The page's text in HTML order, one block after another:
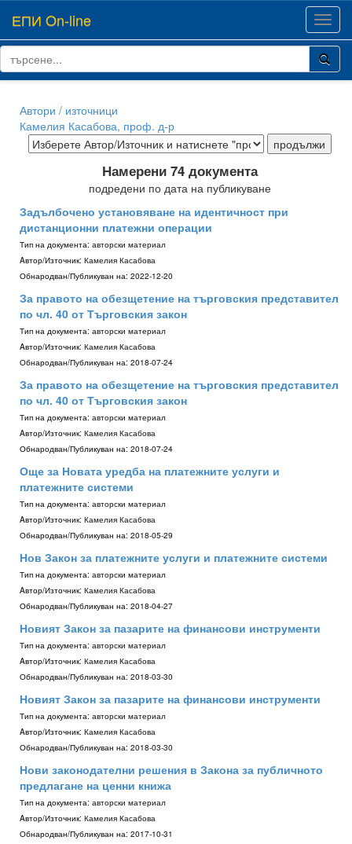
ЕПИ On-line
Автори / източници
Камелия Касабова, проф. д-р
Намерени 74 документа
подредени по дата на публикуване
Задълбочено установяване на идентичност при
дистанционни платежни операции
Тип на документа: авторски материал
Aвтор/Източник: Камелия Касабова
Обнародван/Публикуван на: 2022-12-20
За правото на обезщетение на търговския представител
по чл. 40 от Търговския закон
Тип на документа: авторски материал
Aвтор/Източник: Камелия Касабова
Обнародван/Публикуван на: 2018-07-24
За правото на обезщетение на търговския представител
по чл. 40 от Търговския закон
Тип на документа: авторски материал
Aвтор/Източник: Камелия Касабова
Обнародван/Публикуван на: 2018-07-24
Още за Новата уредба на платежните услуги и
платежните системи
Тип на документа: авторски материал
Aвтор/Източник: Камелия Касабова
Обнародван/Публикуван на: 2018-05-29
Нов Закон за платежните услуги и платежните системи
Тип на документа: авторски материал
Aвтор/Източник: Камелия Касабова
Обнародван/Публикуван на: 2018-04-27
Новият Закон за пазарите на финансови инструменти
Тип на документа: авторски материал
Aвтор/Източник: Камелия Касабова
Обнародван/Публикуван на: 2018-03-30
Новият Закон за пазарите на финансови инструменти
Тип на документа: авторски материал
Aвтор/Източник: Камелия Касабова
Обнародван/Публикуван на: 2018-03-30
Нови законодателни решения в Закона за публичното
предлагане на ценни книжа
Тип на документа: авторски материал
Aвтор/Източник: Камелия Касабова
Обнародван/Публикуван на: 2017-10-31